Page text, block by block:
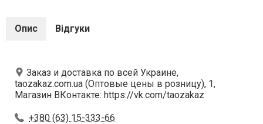
Опис Відгуки
Заказ и доставка по всей Украине,
taozakaz.com.ua (Оптовые цены в розницу), 1,
Магазин ВКонтакте: https://vk.com/taozakaz
+380 (63) 15-333-66